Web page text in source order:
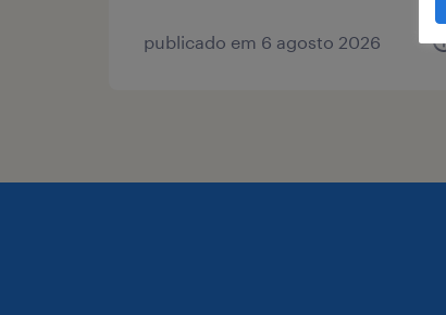
publicado em 6 agosto 2026